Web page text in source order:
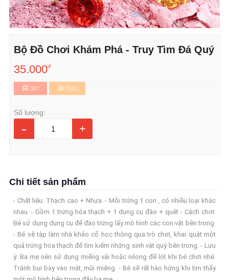
Bộ Đồ Chơi Khám Phá - Truy Tìm Đá Quý
35.000đ
307 3563
Số lượng:
- +
Chi tiết sản phẩm
- Chất liệu: Thạch cao + Nhựa. - Mỗi trứng 1 con , có nhiều loại khác
nhau. - Gồm 1 trứng hóa thạch + 1 dụng cụ đào + quét - Cách chơi:
Bé sử dụng dụng cụ để đào trứng lấy mô hình các con vật bên trong.
- Bé sẽ tập làm nhà khảo cổ học thông qua trò chơi, khai quật một
quả trứng hóa thạch để tìm kiếm những sinh vật quý bên trong. - Lưu
ý: Ba mẹ nên sử dụng miếng vải hoặc nilong để lót khi bé chơi nhé.
Tránh bụi bay vào mắt, mũi miệng. - Bé sẽ rất hào hứng khi tìm thấy